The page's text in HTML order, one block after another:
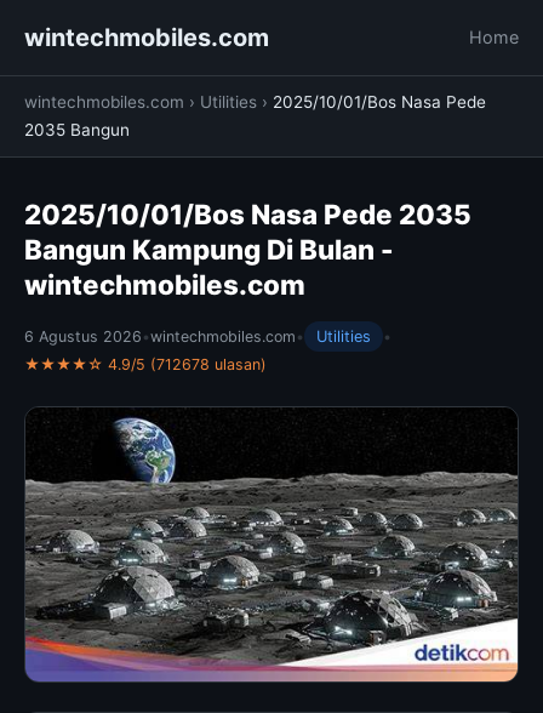
wintechmobiles.com Home
wintechmobiles.com › Utilities › 2025/10/01/Bos Nasa Pede
2035 Bangun
2025/10/01/Bos Nasa Pede 2035
Bangun Kampung Di Bulan -
wintechmobiles.com
6 Agustus 2026 •wintechmobiles.com • Utilities
•
★★★★☆ 4.9/5 (712678 ulasan)